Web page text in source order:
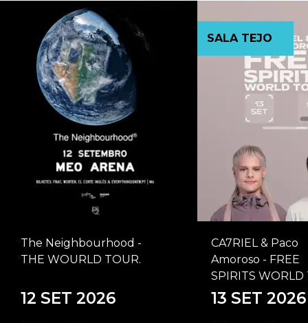
The Neighbourhood -
THE WOURLD TOUR.
12 SET 2026
SALA TEJO
CA7RIEL & Paco
Amoroso - FREE
SPIRITS WORLD
13 SET 2026